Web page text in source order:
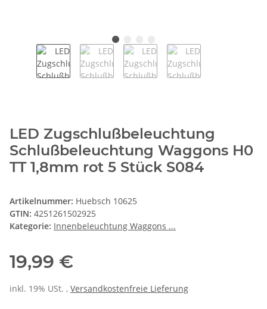
LED Zugschlußbeleuchtung
Schlußbeleuchtung Waggons H0
TT 1,8mm rot 5 Stück S084
Artikelnummer: Huebsch 10625
GTIN: 4251261502925
Kategorie: Innenbeleuchtung Waggons ...
19,99 €
inkl. 19% USt. , Versandkostenfreie Lieferung